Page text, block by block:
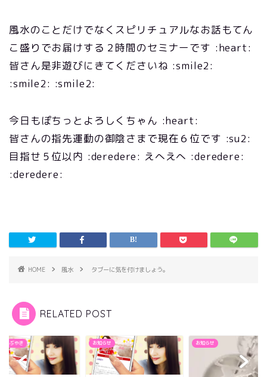
風水のことだけでなくスピリチュアルなお話もてん
こ盛りでお届けする２時間のセミナーです :heart:
皆さん是非遊びにきてくださいね :smile2:
:smile2: :smile2:
今日もぽちっとよろしくちゃん :heart:
皆さんの指先運動の御陰さまで現在６位です :su2:
目指せ５位以内 :deredere: えへえへ :deredere:
:deredere:
HOME 風水 タブーに気を付けましょう。
RELATED POST
つぶやき お知らせ お知らせ